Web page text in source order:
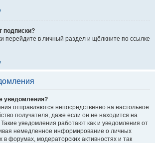
подписки?
перейдите в личный раздел и щёлкните по ссылке
уведомления?
отправляются непосредственно на настольное
получателя, даже если он не находится на
уведомления работают как и уведомления от
немедленное информирование о личных
форумах, модераторских активностях и так